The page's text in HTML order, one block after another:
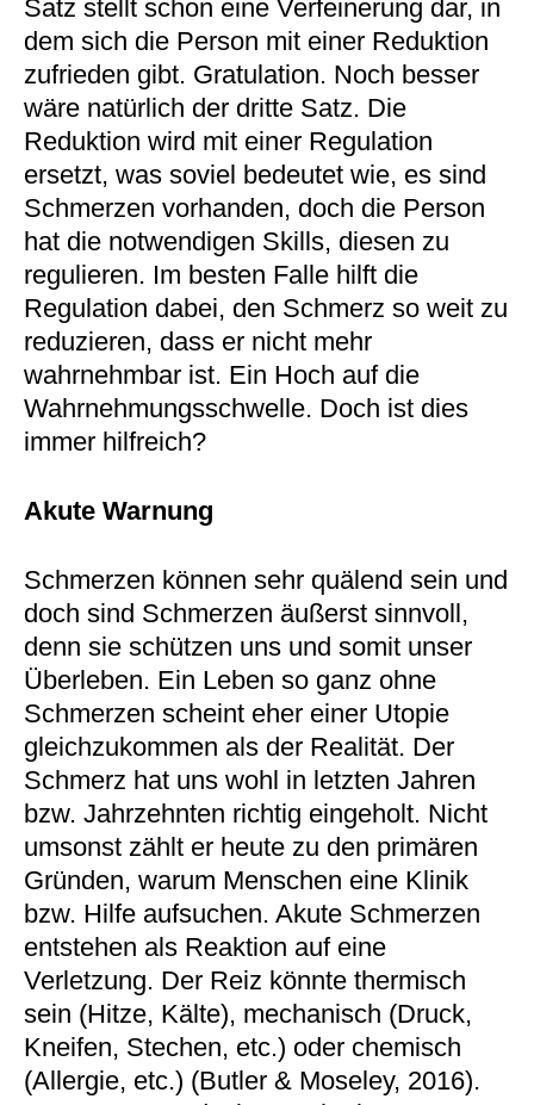
Satz stellt schon eine Verfeinerung dar, in
dem sich die Person mit einer Reduktion
zufrieden gibt. Gratulation. Noch besser
wäre natürlich der dritte Satz. Die
Reduktion wird mit einer Regulation
ersetzt, was soviel bedeutet wie, es sind
Schmerzen vorhanden, doch die Person
hat die notwendigen Skills, diesen zu
regulieren. Im besten Falle hilft die
Regulation dabei, den Schmerz so weit zu
reduzieren, dass er nicht mehr
wahrnehmbar ist. Ein Hoch auf die
Wahrnehmungsschwelle. Doch ist dies
immer hilfreich?
Akute Warnung
Schmerzen können sehr quälend sein und
doch sind Schmerzen äußerst sinnvoll,
denn sie schützen uns und somit unser
Überleben. Ein Leben so ganz ohne
Schmerzen scheint eher einer Utopie
gleichzukommen als der Realität. Der
Schmerz hat uns wohl in letzten Jahren
bzw. Jahrzehnten richtig eingeholt. Nicht
umsonst zählt er heute zu den primären
Gründen, warum Menschen eine Klinik
bzw. Hilfe aufsuchen. Akute Schmerzen
entstehen als Reaktion auf eine
Verletzung. Der Reiz könnte thermisch
sein (Hitze, Kälte), mechanisch (Druck,
Kneifen, Stechen, etc.) oder chemisch
(Allergie, etc.) (Butler & Moseley, 2016).